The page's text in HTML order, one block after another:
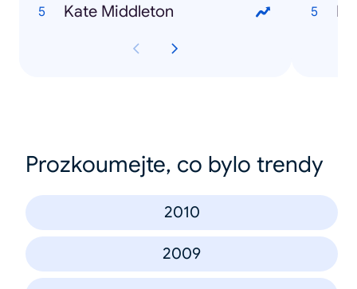
Kate Middleton
Prozkoumejte, co bylo trendy
2010
2009